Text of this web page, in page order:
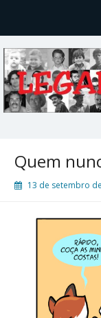
Quem
13 de setembro